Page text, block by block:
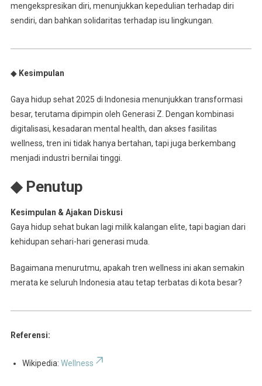
mengekspresikan diri, menunjukkan kepedulian terhadap diri
sendiri, dan bahkan solidaritas terhadap isu lingkungan.
◆ Kesimpulan
Gaya hidup sehat 2025 di Indonesia menunjukkan transformasi
besar, terutama dipimpin oleh Generasi Z. Dengan kombinasi
digitalisasi, kesadaran mental health, dan akses fasilitas
wellness, tren ini tidak hanya bertahan, tapi juga berkembang
menjadi industri bernilai tinggi.
◆ Penutup
Kesimpulan & Ajakan Diskusi
Gaya hidup sehat bukan lagi milik kalangan elite, tapi bagian dari
kehidupan sehari-hari generasi muda.
Bagaimana menurutmu, apakah tren wellness ini akan semakin
merata ke seluruh Indonesia atau tetap terbatas di kota besar?
Referensi:
Wikipedia: Wellness